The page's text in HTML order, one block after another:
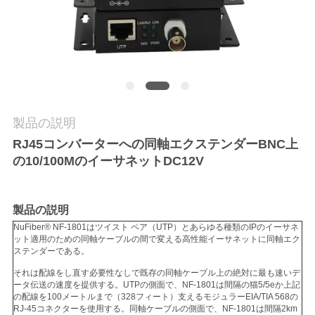
に
連
絡
し
な
さ
い
製品の説明
RJ45コンバーターへの同軸エクステンダーBNC上
の10/100MのイーサネットDC12V
製品の説明
NuFiber® NF-1801はツイスト ペア（UTP）とあらゆる種類のIPのイーサネ
ット適用のための同軸ケーブルの間で変える高性能イーサネットに同軸エク
ステンダーである。
それは配線をし直す必要性なしで既存の同軸ケーブル上の絶対に最も速いデ
ータ伝送の速度を提供する。UTPの側面で、NF-1801は間隔の猫5/5eか上記
の配線を100メートルまで（328フィート）支えるモジュラーEIA/TIA 568の
RJ-45コネクターを使用する。同軸ケーブルの側面で、NF-1801は間隔2km